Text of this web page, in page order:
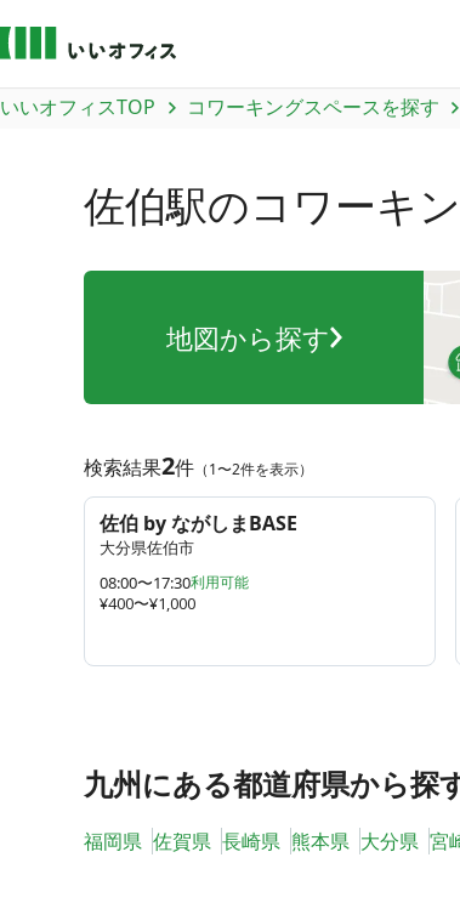
いいオフィスTOP コワーキングスペースを探す
佐伯駅のコワーキ
地図から探す
検索結果2件 （1〜2件を表示）
佐伯 by ながしまBASE
大分県佐伯市
08:00〜17:30利用可能
¥400〜¥1,000
九州にある都道府県から探
福岡県 佐賀県 長崎県 熊本県 大分県 宮